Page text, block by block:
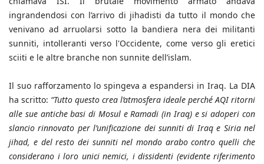
ingrandendosi con l’arrivo di jihadisti da tutto il mondo che
venivano ad arruolarsi sotto la bandiera nera dei militanti
sunniti, intolleranti verso l'Occidente, come verso gli eretici
sciiti e le altre branche non sunnite dell’islam.
Il suo rafforzamento lo spingeva a espandersi in Iraq. La DIA
ha scritto: “Tutto questo crea l’atmosfera ideale perché AQI ritorni
alle sue antiche basi di Mosul e Ramadi (in Iraq) e si adoperi con
slancio rinnovato per l’unificazione dei sunniti di Iraq e Siria nel
jihad, e del resto dei sunniti nel mondo arabo contro quelli che
considerano i loro unici nemici, i dissidenti (evidente riferimento